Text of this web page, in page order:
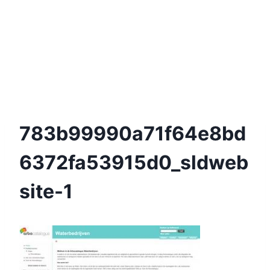
783b99990a71f64e8bd
6372fa53915d0_sldweb
Site-1